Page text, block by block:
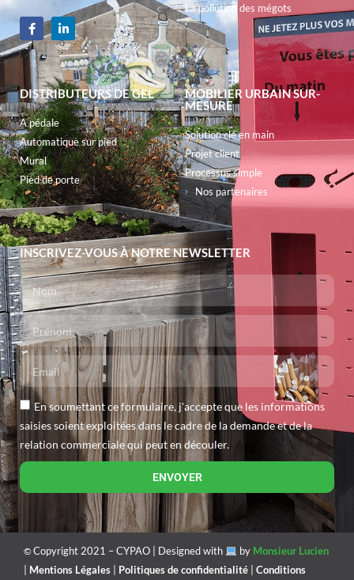
La pollution des mégots
DISTRIBUTEURS DE GEL
A pédale
Automatique sur pied
Mural
Pied de porte
MOBILIER URBAIN SUR-
MESURE
Solution clé en main
Projet client
Processus simple
Nos partenaires
INSCRIVEZ-VOUS À NOTRE NEWSLETTER
En soumettant ce formulaire, j'accepte que les informations
saisies soient exploitées dans le cadre de la demande et de la
relation commerciale qui peut en découler.
ENVOYER
© Copyright 2021 – CYPAO Designed with by Monsieur Lucien
Mentions Légales Politiques de confidentialité Conditions